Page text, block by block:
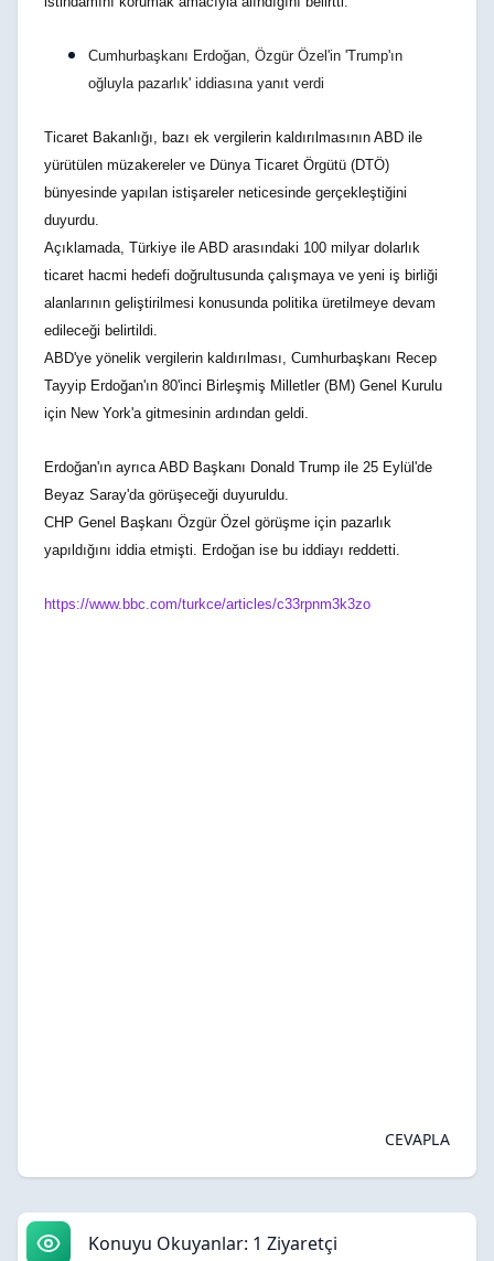
Cumhurbaşkanı Erdoğan, Özgür Özel'in 'Trump'ın
oğluyla pazarlık' iddiasına yanıt verdi
Ticaret Bakanlığı, bazı ek vergilerin kaldırılmasının ABD ile
yürütülen müzakereler ve Dünya Ticaret Örgütü (DTÖ)
bünyesinde yapılan istişareler neticesinde gerçekleştiğini
duyurdu.
Açıklamada, Türkiye ile ABD arasındaki 100 milyar dolarlık
ticaret hacmi hedefi doğrultusunda çalışmaya ve yeni iş birliği
alanlarının geliştirilmesi konusunda politika üretilmeye devam
edileceği belirtildi.
ABD'ye yönelik vergilerin kaldırılması, Cumhurbaşkanı Recep
Tayyip Erdoğan'ın 80'inci Birleşmiş Milletler (BM) Genel Kurulu
için New York'a gitmesinin ardından geldi.
Erdoğan'ın ayrıca ABD Başkanı Donald Trump ile 25 Eylül'de
Beyaz Saray'da görüşeceği duyuruldu.
CHP Genel Başkanı Özgür Özel görüşme için pazarlık
yapıldığını iddia etmişti. Erdoğan ise bu iddiayı reddetti.
https://www.bbc.com/turkce/articles/c33rpnm3k3zo
CEVAPLA
Konuyu Okuyanlar: 1 Ziyaretçi